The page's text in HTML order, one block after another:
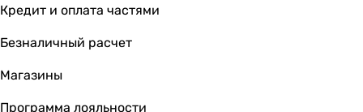
3.2
3.32
COP
Кредит и оплата частями
Безналичный расчет
Магазины
Программа лояльности